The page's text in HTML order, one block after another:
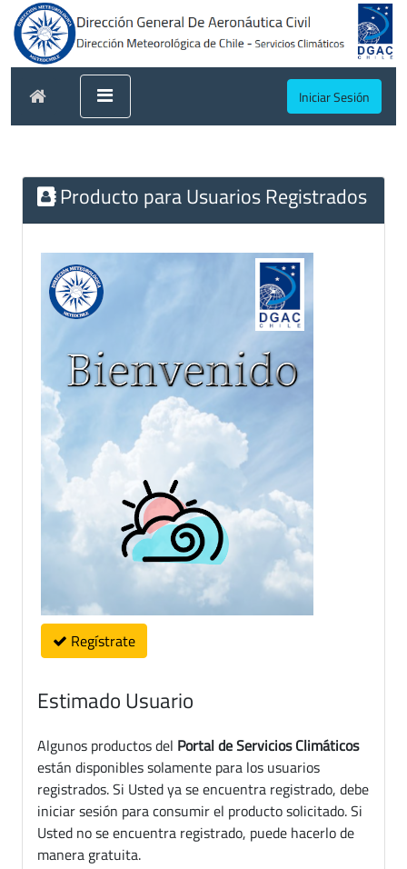
Iniciar Sesión
Producto para Usuarios Registrados
Regístrate
Estimado Usuario
Algunos productos del Portal de Servicios Climáticos
están disponibles solamente para los usuarios
registrados. Si Usted ya se encuentra registrado, debe
iniciar sesión para consumir el producto solicitado. Si
Usted no se encuentra registrado, puede hacerlo de
manera gratuita.